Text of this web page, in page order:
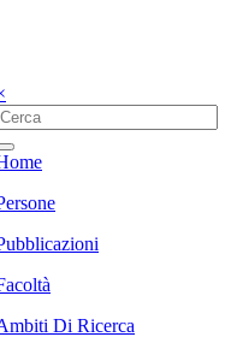
Di Ricerca